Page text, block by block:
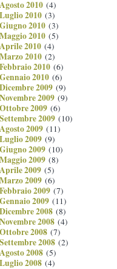
Agosto 2010 (4)
Luglio 2010 (3)
Giugno 2010 (3)
Maggio 2010 (5)
Aprile 2010 (4)
Marzo 2010 (2)
Febbraio 2010 (6)
Gennaio 2010 (6)
Dicembre 2009 (9)
Novembre 2009 (9)
Ottobre 2009 (6)
Settembre 2009 (10)
Agosto 2009 (11)
Luglio 2009 (9)
Giugno 2009 (10)
Maggio 2009 (8)
Aprile 2009 (5)
Marzo 2009 (6)
Febbraio 2009 (7)
Gennaio 2009 (11)
Dicembre 2008 (8)
Novembre 2008 (4)
Ottobre 2008 (7)
Settembre 2008 (2)
Agosto 2008 (5)
Luglio 2008 (4)